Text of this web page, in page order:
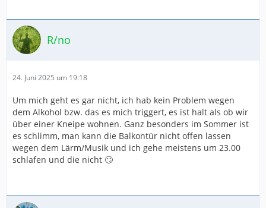
R/no
24. Juni 2025 um 19:18
Um mich geht es gar nicht, ich hab kein Problem wegen
dem Alkohol bzw. das es mich triggert, es ist halt als ob wir
über einer Kneipe wohnen. Ganz besonders im Sommer ist
es schlimm, man kann die Balkontür nicht offen lassen
wegen dem Lärm/Musik und ich gehe meistens um 23.00
schlafen und die nicht 🙄